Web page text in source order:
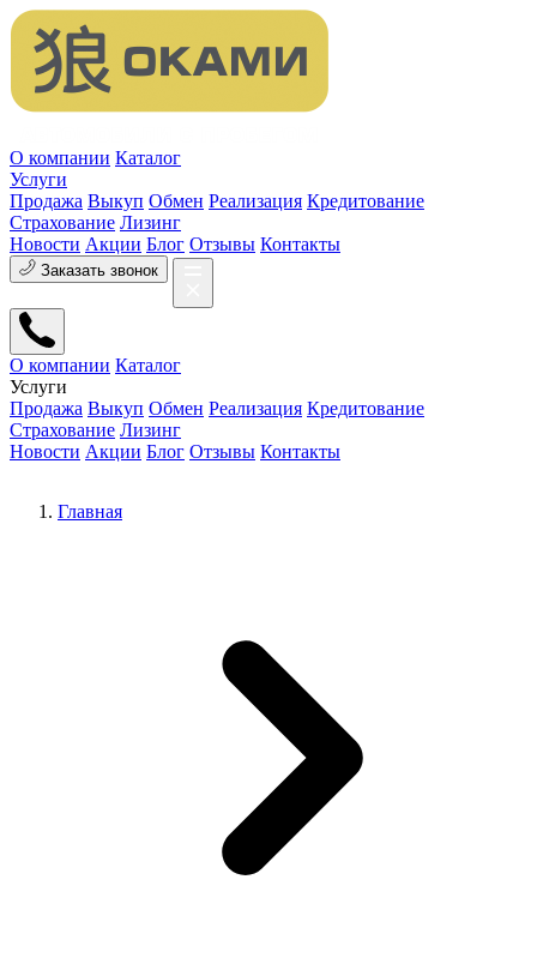
О компании Каталог
Услуги
Продажа Выкуп Обмен Реализация Кредитование
Страхование Лизинг
Новости Акции Блог Отзывы Контакты
Заказать звонок
О компании Каталог
Услуги
Продажа Выкуп Обмен Реализация Кредитование
Страхование Лизинг
Новости Акции Блог Отзывы Контакты
Главная